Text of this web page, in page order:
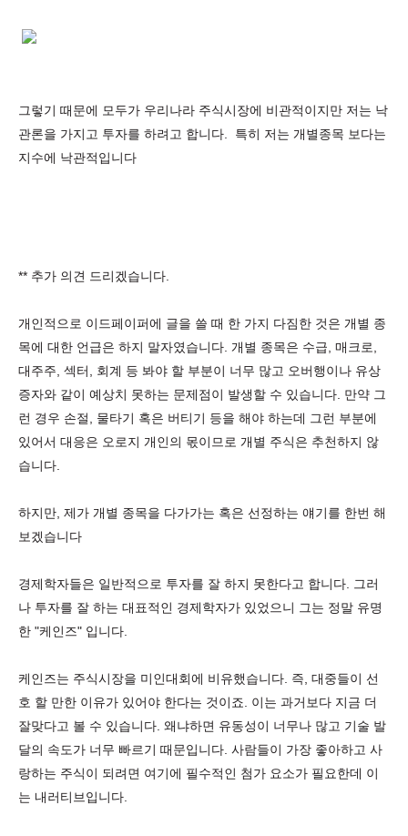
그렇기 때문에 모두가 우리나라 주식시장에 비관적이지만 저는 낙
관론을 가지고 투자를 하려고 합니다. 특히 저는 개별종목 보다는
지수에 낙관적입니다
** 추가 의견 드리겠습니다.
개인적으로 이드페이퍼에 글을 쓸 때 한 가지 다짐한 것은 개별 종
목에 대한 언급은 하지 말자였습니다. 개별 종목은 수급, 매크로,
대주주, 섹터, 회계 등 봐야 할 부분이 너무 많고 오버행이나 유상
증자와 같이 예상치 못하는 문제점이 발생할 수 있습니다. 만약 그
런 경우 손절, 물타기 혹은 버티기 등을 해야 하는데 그런 부분에
있어서 대응은 오로지 개인의 몫이므로 개별 주식은 추천하지 않
습니다.
하지만, 제가 개별 종목을 다가가는 혹은 선정하는 얘기를 한번 해
보겠습니다
경제학자들은 일반적으로 투자를 잘 하지 못한다고 합니다. 그러
나 투자를 잘 하는 대표적인 경제학자가 있었으니 그는 정말 유명
한 "케인즈" 입니다.
케인즈는 주식시장을 미인대회에 비유했습니다. 즉, 대중들이 선
호 할 만한 이유가 있어야 한다는 것이죠. 이는 과거보다 지금 더
잘맞다고 볼 수 있습니다. 왜냐하면 유동성이 너무나 많고 기술 발
달의 속도가 너무 빠르기 때문입니다. 사람들이 가장 좋아하고 사
랑하는 주식이 되려면 여기에 필수적인 첨가 요소가 필요한데 이
는 내러티브입니다.